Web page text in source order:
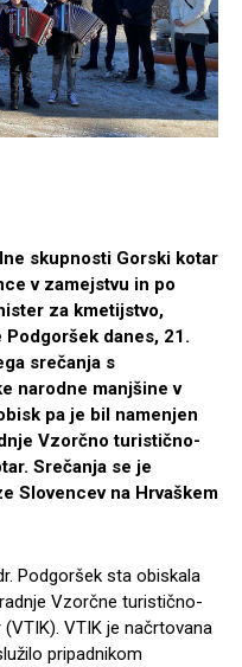
skupnosti Gorski kotar
v zamejstvu in po
za kmetijstvo,
danes, 21.
srečanja s
narodne manjšine v
pa je bil namenjen
Vzorčno turistično-
Srečanja se je
Slovencev na Hrvaškem
Podgoršek sta obiskala
Vzorčne turistično-
VTIK je načrtovana
pripadnikom